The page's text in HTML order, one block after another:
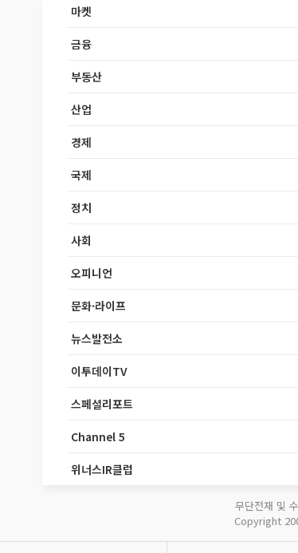
마켓
금융
부동산
산업
경제
국제
정치
사회
오피니언
문화·라이프
뉴스발전소
이투데이TV
스페셜리포트
Channel 5
위너스IR클럽
무단전재 및
Copyright